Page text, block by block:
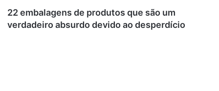
22 embalagens de produtos que são um
verdadeiro absurdo devido ao desperdício